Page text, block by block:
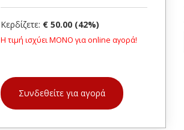
Κερδίζετε: € 50.00 (42%)
Η τιμή ισχύει ΜΟΝΟ για online αγορά!
Συνδεθείτε για αγορά